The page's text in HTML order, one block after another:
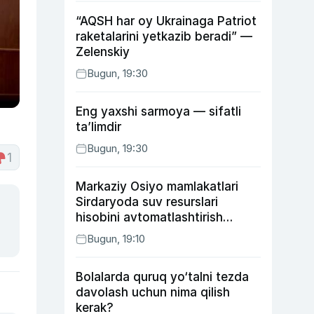
1
“AQSH har oy Ukrainaga Patriot
raketalarini yetkazib beradi” —
Zelenskiy
Bugun, 19:30
Eng yaxshi sarmoya — sifatli
ta’limdir
Bugun, 19:30
Markaziy Osiyo mamlakatlari
Sirdaryoda suv resurslari
hisobini avtomatlashtirish
rejasini ishlab chiqishni
ma’qulladi
Bugun, 19:10
Bolalarda quruq yo‘talni tezda
davolash uchun nima qilish
kerak?